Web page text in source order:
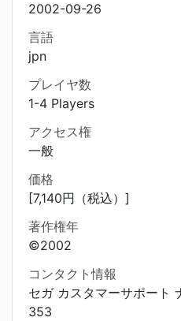
2002-09-26
言語
jpn
プレイヤ数
1-4 Players
アクセス権
一般
価格
[7,140円（税込）]
著作権年
©2002
コンタクト情報
セガ カスタマーサポー
353